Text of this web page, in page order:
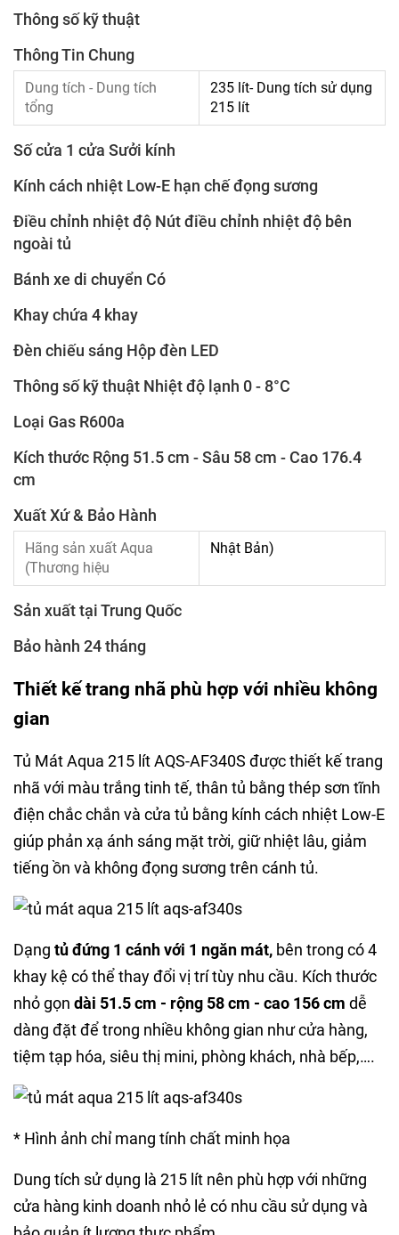
Thông số kỹ thuật
Thông Tin Chung
Dung tích - Dung tích
tổng
235 lít- Dung tích sử dụng
215 lít
Số cửa 1 cửa Sưởi kính
Kính cách nhiệt Low-E hạn chế đọng sương
Điều chỉnh nhiệt độ Nút điều chỉnh nhiệt độ bên
ngoài tủ
Bánh xe di chuyển Có
Khay chứa 4 khay
Đèn chiếu sáng Hộp đèn LED
Thông số kỹ thuật Nhiệt độ lạnh 0 - 8°C
Loại Gas R600a
Kích thước Rộng 51.5 cm - Sâu 58 cm - Cao 176.4
cm
Xuất Xứ & Bảo Hành
Hãng sản xuất Aqua
(Thương hiệu
Nhật Bản)
Sản xuất tại Trung Quốc
Bảo hành 24 tháng
Thiết kế trang nhã phù hợp với nhiều không
gian
Tủ Mát Aqua 215 lít AQS-AF340S được thiết kế trang
nhã với màu trắng tinh tế, thân tủ bằng thép sơn tĩnh
điện chắc chắn và cửa tủ bằng kính cách nhiệt Low-E
giúp phản xạ ánh sáng mặt trời, giữ nhiệt lâu, giảm
tiếng ồn và không đọng sương trên cánh tủ.
Dạng tủ đứng 1 cánh với 1 ngăn mát, bên trong có 4
khay kệ có thể thay đổi vị trí tùy nhu cầu. Kích thước
nhỏ gọn dài 51.5 cm - rộng 58 cm - cao 156 cm dễ
dàng đặt để trong nhiều không gian như cửa hàng,
tiệm tạp hóa, siêu thị mini, phòng khách, nhà bếp,….
* Hình ảnh chỉ mang tính chất minh họa
Dung tích sử dụng là 215 lít nên phù hợp với những
cửa hàng kinh doanh nhỏ lẻ có nhu cầu sử dụng và